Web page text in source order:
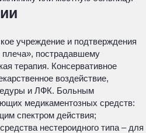
учреждение и подтверждения
пострадавшему
терапия. Консервативное
воздействие,
и ЛФК. Больным
медикаментозных средств:
спектром действия;
нестероидного типа – для